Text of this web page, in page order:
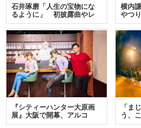
石井琢磨「人生の宝物にな
るように」 初披露曲やレ
ア…
横内
やつ
人…
『シティーハンター大原画
展』大阪で開幕、アルコ
＆…
「ま
う、
と…